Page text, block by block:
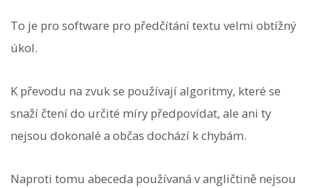
To je pro software pro předčítání textu velmi obtížný
úkol.
K převodu na zvuk se používají algoritmy, které se
snaží čtení do určité míry předpovídat, ale ani ty
nejsou dokonalé a občas dochází k chybám.
Naproti tomu abeceda používaná v angličtině nejsou